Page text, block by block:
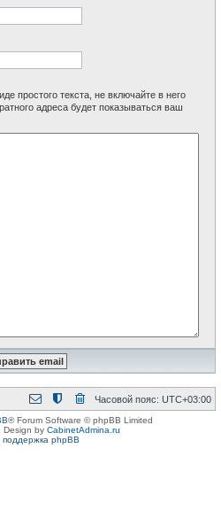
простого текста, не включайте в него
адреса будет показываться ваш
Часовой пояс: UTC+03:00
® Forum Software © phpBB Limited
Design by CabinetAdmina.ru
поддержка phpBB